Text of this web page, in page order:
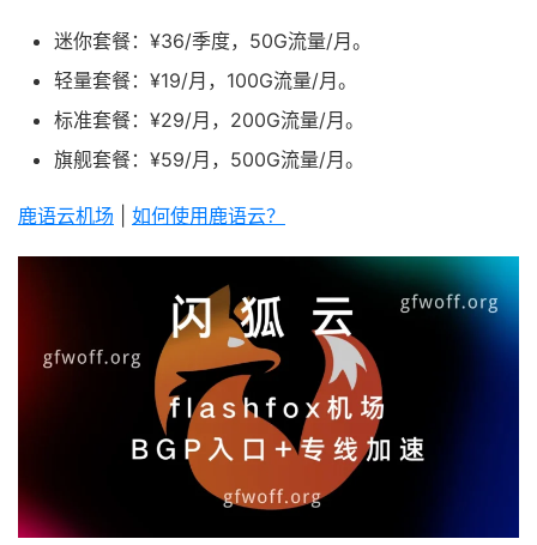
迷你套餐：¥36/季度，50G流量/月。
轻量套餐：¥19/月，100G流量/月。
标准套餐：¥29/月，200G流量/月。
旗舰套餐：¥59/月，500G流量/月。
鹿语云机场 如何使用鹿语云？